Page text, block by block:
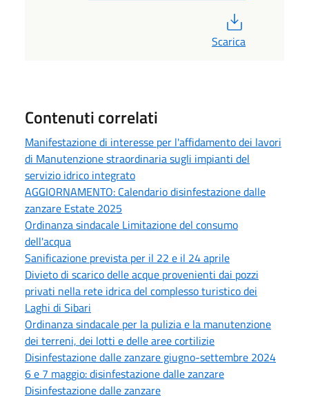
Scarica
Contenuti correlati
Manifestazione di interesse per l'affidamento dei lavori
di Manutenzione straordinaria sugli impianti del
servizio idrico integrato
AGGIORNAMENTO: Calendario disinfestazione dalle
zanzare Estate 2025
Ordinanza sindacale Limitazione del consumo
dell'acqua
Sanificazione prevista per il 22 e il 24 aprile
Divieto di scarico delle acque provenienti dai pozzi
privati nella rete idrica del complesso turistico dei
Laghi di Sibari
Ordinanza sindacale per la pulizia e la manutenzione
dei terreni, dei lotti e delle aree cortilizie
Disinfestazione dalle zanzare giugno-settembre 2024
6 e 7 maggio: disinfestazione dalle zanzare
Disinfestazione dalle zanzare